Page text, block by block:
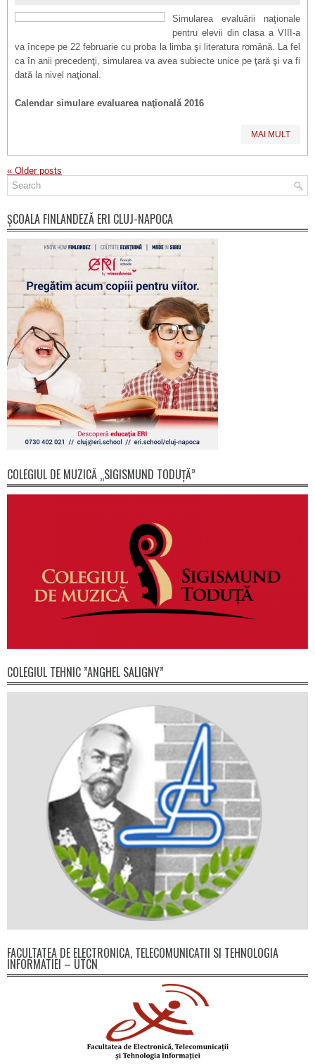
Simularea evaluării naţionale
pentru elevii din clasa a VIII-a
va începe pe 22 februarie cu proba la limba şi literatura română. La fel
ca în anii precedenţi, simularea va avea subiecte unice pe ţară şi va fi
dată la nivel naţional.
Calendar simulare evaluarea naţională 2016
MAI MULT
« Older posts
ȘCOALA FINLANDEZĂ ERI CLUJ-NAPOCA
COLEGIUL DE MUZICĂ „SIGISMUND TODUȚĂ”
COLEGIUL TEHNIC ”ANGHEL SALIGNY”
FACULTATEA DE ELECTRONICA, TELECOMUNICATII SI TEHNOLOGIA
INFORMATIEI – UTCN